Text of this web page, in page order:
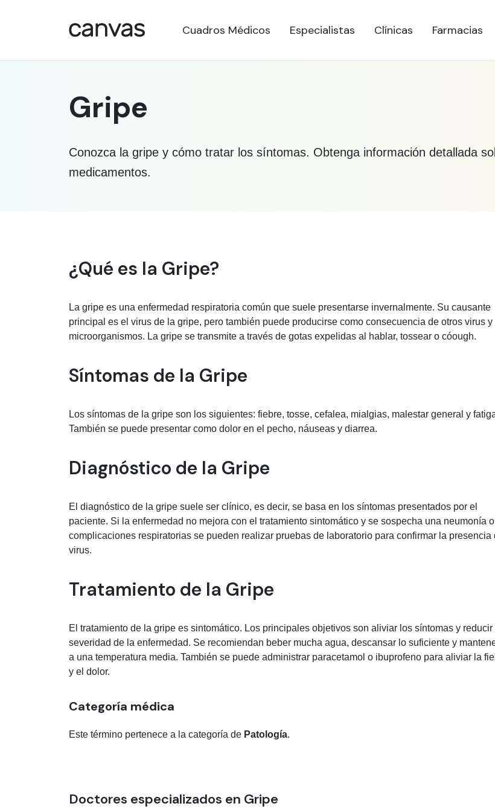
Cuadros Médicos Especialistas Clínicas Farmacias
Gripe
Conozca la gripe y cómo tratar los síntomas. Obtenga información detallada
medicamentos.
Información médica sobre Gripe
¿Qué es la Gripe?
La gripe es una enfermedad respiratoria común que suele presentarse invernalmente. Su causante
principal es el virus de la gripe, pero también puede producirse como consecuencia de otros virus y
microorganismos. La gripe se transmite a través de gotas expelidas al hablar, tossear o cóough.
Síntomas de la Gripe
Los síntomas de la gripe son los siguientes: fiebre, tosse, cefalea, mialgias, malestar general y
También se puede presentar como dolor en el pecho, náuseas y diarrea.
Diagnóstico de la Gripe
El diagnóstico de la gripe suele ser clínico, es decir, se basa en los síntomas presentados por el
paciente. Si la enfermedad no mejora con el tratamiento sintomático y se sospecha una neumonía o
complicaciones respiratorias se pueden realizar pruebas de laboratorio para confirmar la presencia
virus.
Tratamiento de la Gripe
El tratamiento de la gripe es sintomático. Los principales objetivos son aliviar los síntomas y reducir
severidad de la enfermedad. Se recomiendan beber mucha agua, descansar lo suficiente y
a una temperatura media. También se puede administrar paracetamol o ibuprofeno para aliviar la
y el dolor.
Categoría médica
Este término pertenece a la categoría de Patología.
Doctores especializados en Gripe